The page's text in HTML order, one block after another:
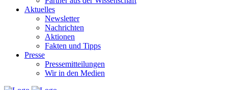
Aktuelles
Newsletter
Nachrichten
Aktionen
Fakten und Tipps
Presse
Pressemitteilungen
Wir in den Medien